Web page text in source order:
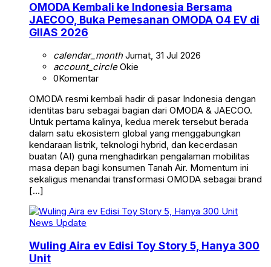
OMODA Kembali ke Indonesia Bersama
JAECOO, Buka Pemesanan OMODA O4 EV di
GIIAS 2026
calendar_monthJumat, 31 Jul 2026
account_circleOkie
0Komentar
OMODA resmi kembali hadir di pasar Indonesia dengan
identitas baru sebagai bagian dari OMODA & JAECOO.
Untuk pertama kalinya, kedua merek tersebut berada
dalam satu ekosistem global yang menggabungkan
kendaraan listrik, teknologi hybrid, dan kecerdasan
buatan (AI) guna menghadirkan pengalaman mobilitas
masa depan bagi konsumen Tanah Air. Momentum ini
sekaligus menandai transformasi OMODA sebagai brand
[…]
News Update
Wuling Aira ev Edisi Toy Story 5, Hanya 300
Unit